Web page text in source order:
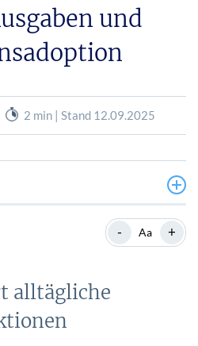
und
2 min | Stand 12.09.2025
Krypto-Transaktionen
stärkt TRON‑Profil
im TRON‑Netzwerk
- Aa +
alltägliche